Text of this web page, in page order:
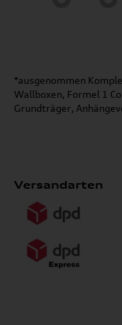
*ausgenommen
Wallboxen, Formel 1
Grundträger,
Versandarten